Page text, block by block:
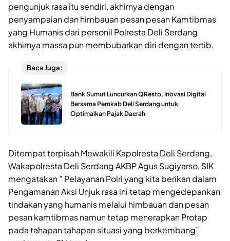
pengunjuk rasa itu sendiri, akhirnya dengan
penyampaian dan himbauan pesan pesan Kamtibmas
yang Humanis dari personil Polresta Deli Serdang
akhirnya massa pun membubarkan diri dengan tertib.
Baca Juga:
Bank Sumut Luncurkan QResto, Inovasi Digital
Bersama Pemkab Deli Serdang untuk
Optimalkan Pajak Daerah
Ditempat terpisah Mewakili Kapolresta Deli Serdang,
Wakapolresta Deli Serdang AKBP Agus Sugiyarso, SIK
mengatakan ” Pelayanan Polri yang kita berikan dalam
Pengamanan Aksi Unjuk rasa ini tetap mengedepankan
tindakan yang humanis melalui himbauan dan pesan
pesan kamtibmas namun tetap menerapkan Protap
pada tahapan tahapan situasi yang berkembang”